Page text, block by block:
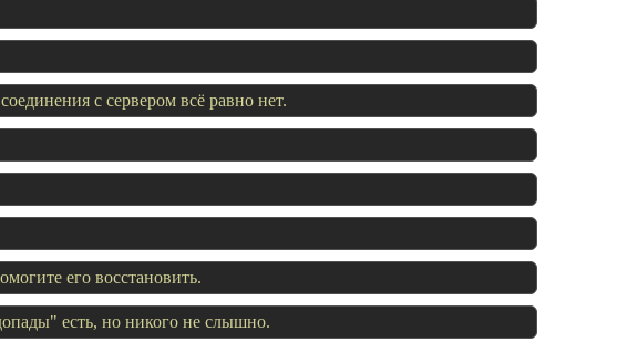
с сервером всё равно нет.
его восстановить.
есть, но никого не слышно.